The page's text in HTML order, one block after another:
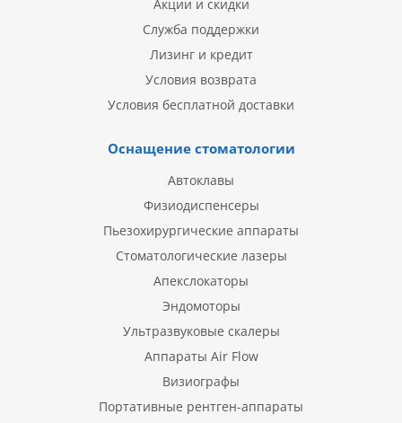
Акции и скидки
Служба поддержки
Лизинг и кредит
Условия возврата
Условия бесплатной доставки
Оснащение стоматологии
Автоклавы
Физиодиспенсеры
Пьезохирургические аппараты
Стоматологические лазеры
Апекслокаторы
Эндомоторы
Ультразвуковые скалеры
Аппараты Air Flow
Визиографы
Портативные рентген-аппараты